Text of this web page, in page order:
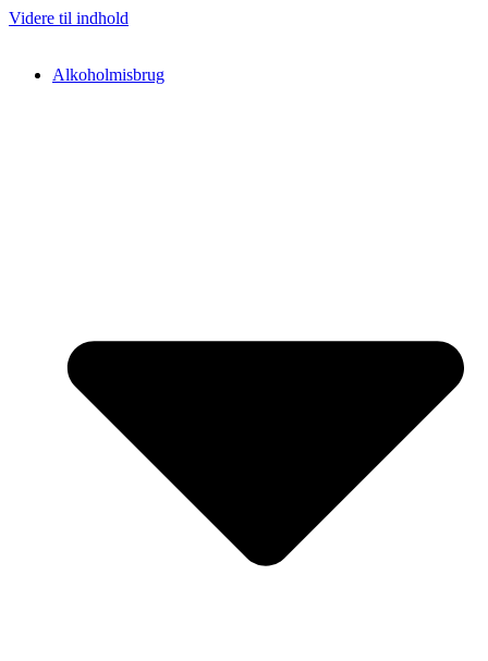
Videre til indhold
Alkoholmisbrug